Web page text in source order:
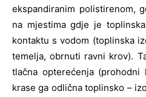
ekspandiranim polistirenom,
na mjestima gdje je
kontaktu s vodom (toplinska
temelja, obrnuti ravni krov).
tlačna opterećenja
krase ga odlična toplinsko –